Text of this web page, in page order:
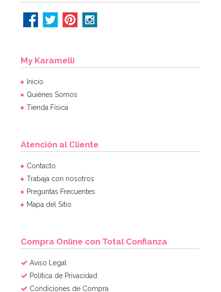
My Karamelli
Inicio
Quiénes Somos
Tienda Física
Atención al Cliente
Contacto
Trabaja con nosotros
Preguntas Frecuentes
Mapa del Sitio
Compra Online con Total Confianza
Aviso Legal
Política de Privacidad
Condiciones de Compra